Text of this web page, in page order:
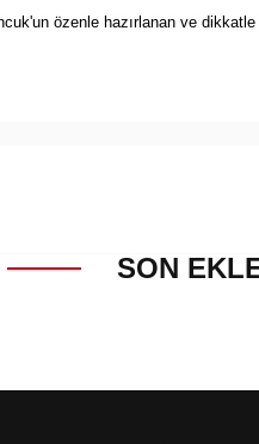
özenle hazırlanan ve
SON